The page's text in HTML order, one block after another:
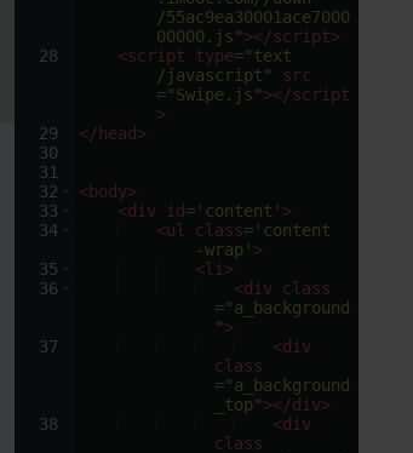
28
29
30
31
32
33
34
35
36
37
38
/55ac9ea30001ace7000
00000.js"></script>
<script type="text
/javascript"
src
="Swipe.js"></script
>
</ head>
<body>
<div id= 'content' >
<ul class= 'content
-wrap' >
<li >
<div class
="a_background
">
<div
class
="a_background
_top"></div>
<div
class